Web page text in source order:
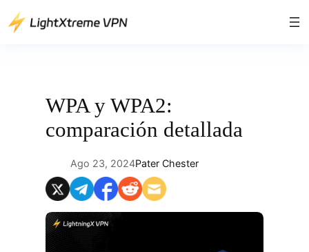
Saltar
WPA y WPA2:
comparación detallada
Ago 23, 2024Pater Chester